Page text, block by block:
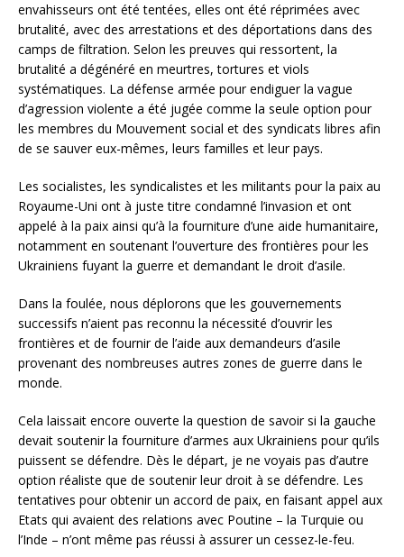
envahisseurs ont été tentées, elles ont été réprimées avec
brutalité, avec des arrestations et des déportations dans des
camps de filtration. Selon les preuves qui ressortent, la
brutalité a dégénéré en meurtres, tortures et viols
systématiques. La défense armée pour endiguer la vague
d’agression violente a été jugée comme la seule option pour
les membres du Mouvement social et des syndicats libres afin
de se sauver eux-mêmes, leurs familles et leur pays.
Les socialistes, les syndicalistes et les militants pour la paix au
Royaume-Uni ont à juste titre condamné l’invasion et ont
appelé à la paix ainsi qu’à la fourniture d’une aide humanitaire,
notamment en soutenant l’ouverture des frontières pour les
Ukrainiens fuyant la guerre et demandant le droit d’asile.
Dans la foulée, nous déplorons que les gouvernements
successifs n’aient pas reconnu la nécessité d’ouvrir les
frontières et de fournir de l’aide aux demandeurs d’asile
provenant des nombreuses autres zones de guerre dans le
monde.
Cela laissait encore ouverte la question de savoir si la gauche
devait soutenir la fourniture d’armes aux Ukrainiens pour qu’ils
puissent se défendre. Dès le départ, je ne voyais pas d’autre
option réaliste que de soutenir leur droit à se défendre. Les
tentatives pour obtenir un accord de paix, en faisant appel aux
Etats qui avaient des relations avec Poutine – la Turquie ou
l’Inde – n’ont même pas réussi à assurer un cessez-le-feu.